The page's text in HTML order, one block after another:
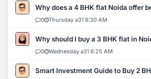
Why does a 4 BHK flat Noida offer
0 Thursday a31 6:30 AM
Why should I buy a 3 BHK flat in
0 Wednesday a31 6:25 AM
Smart Investment Guide to Buy 2